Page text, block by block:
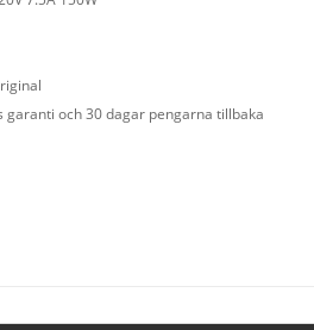
garanti och 30 dagar pengarna tillbaka